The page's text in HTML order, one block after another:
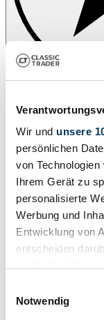
Wir und unsere
persönlichen
von
Ihrem Gerät zu
personalisierte
Werbung und
Entwicklung von
entscheiden
Trigger Symbol
Notwendig